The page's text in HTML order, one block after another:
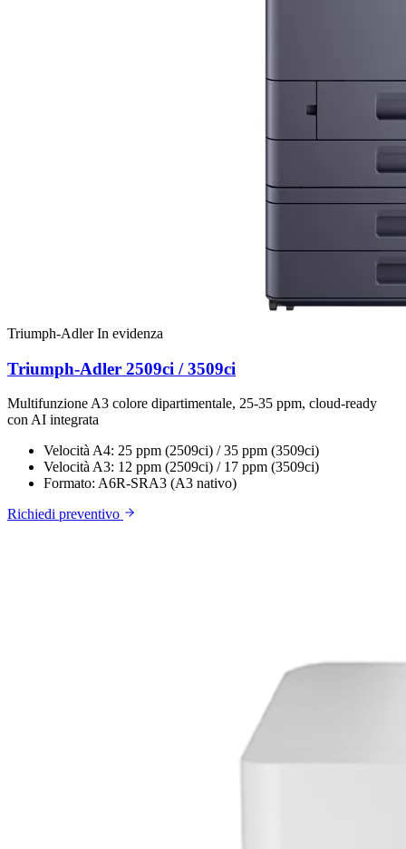
Triumph-AdlerIn evidenza
Triumph-Adler 2509ci / 3509ci
Multifunzione A3 colore dipartimentale, 25-35 ppm, cloud-ready
con AI integrata
Velocità A4: 25 ppm (2509ci) / 35 ppm (3509ci)
Velocità A3: 12 ppm (2509ci) / 17 ppm (3509ci)
Formato: A6R-SRA3 (A3 nativo)
Richiedi preventivo